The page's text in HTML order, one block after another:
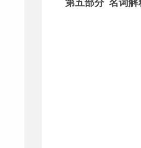
第五部分 名词解